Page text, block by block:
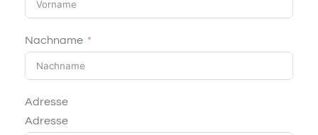
Nachname
Adresse
Adresse